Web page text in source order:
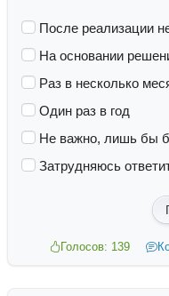
После реализации
На основании
Раз в несколько
Один раз в год
Не важно, лишь бы
Затрудняюсь
Голосов: 139